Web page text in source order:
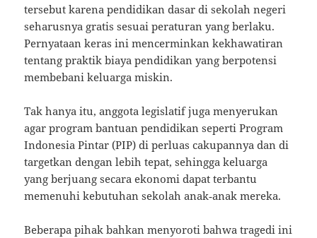
tersebut karena pendidikan dasar di sekolah negeri
seharusnya gratis sesuai peraturan yang berlaku.
Pernyataan keras ini mencerminkan kekhawatiran
tentang praktik biaya pendidikan yang berpotensi
membebani keluarga miskin.
Tak hanya itu, anggota legislatif juga menyerukan
agar program bantuan pendidikan seperti Program
Indonesia Pintar (PIP) di perluas cakupannya dan di
targetkan dengan lebih tepat, sehingga keluarga
yang berjuang secara ekonomi dapat terbantu
memenuhi kebutuhan sekolah anak‑anak mereka.
Beberapa pihak bahkan menyoroti bahwa tragedi ini